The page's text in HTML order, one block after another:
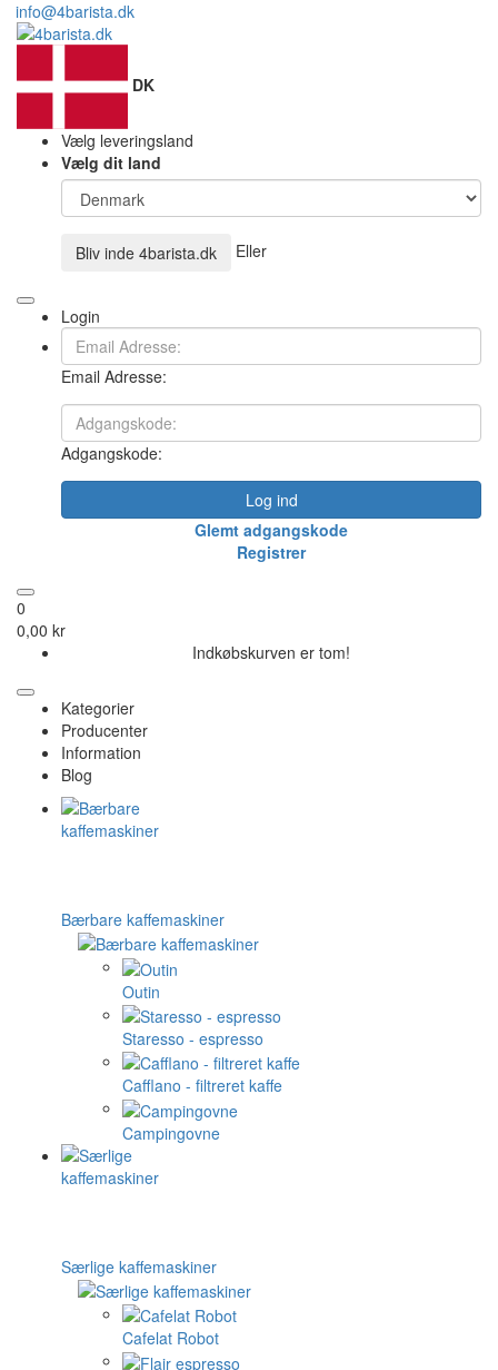
info@4barista.dk
DK
Vælg leveringsland
Vælg dit land
Bliv inde 4barista.dk Eller
Login
Email Adresse:
Adgangskode:
Log ind
Glemt adgangskode
Registrer
0
0,00 kr
Indkøbskurven er tom!
Kategorier
Producenter
Information
Blog
Bærbare kaffemaskiner
Outin
Staresso - espresso
Cafflano - filtreret kaffe
Campingovne
Særlige kaffemaskiner
Cafelat Robot